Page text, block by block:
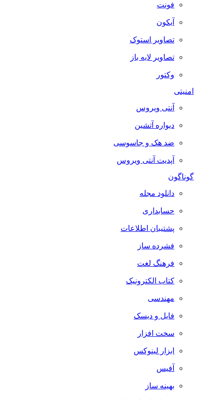
فونت
آیکون
تصاویر استوک
تصاویر لایه باز
وکتور
امنیتی
آنتی ویروس
دیواره آتشین
ضد هک و جاسوسی
آپدیت آنتی ویروس
گوناگون
دانلود مجله
حسابداری
پشتیبان اطلاعات
فشرده ساز
فرهنگ لغت
کتاب الکترونیک
مهندسی
فایل و دیسک
سخت افزار
ابزار لینوکس
آفیس
بهینه ساز